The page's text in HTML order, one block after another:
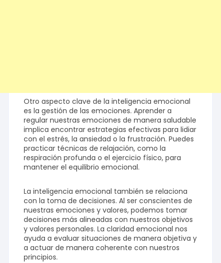
Otro aspecto clave de la inteligencia emocional
es la gestión de las emociones. Aprender a
regular nuestras emociones de manera saludable
implica encontrar estrategias efectivas para lidiar
con el estrés, la ansiedad o la frustración. Puedes
practicar técnicas de relajación, como la
respiración profunda o el ejercicio físico, para
mantener el equilibrio emocional.
La inteligencia emocional también se relaciona
con la toma de decisiones. Al ser conscientes de
nuestras emociones y valores, podemos tomar
decisiones más alineadas con nuestros objetivos
y valores personales. La claridad emocional nos
ayuda a evaluar situaciones de manera objetiva y
a actuar de manera coherente con nuestros
principios.